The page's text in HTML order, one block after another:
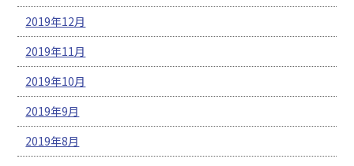
2019年12月
2019年11月
2019年10月
2019年9月
2019年8月